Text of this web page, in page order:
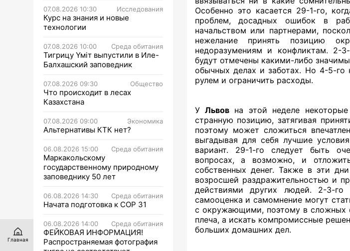
07.08.2026 10:30 Исследования
Курс на знания и новые
технологии
07.08.2026 10:00 Среда обитания
Тигрицу Үміт выпустили в Иле-
Балхашский заповедник
07.08.2026 09:30 Общество
Что происходит в лесах
Казахстана
07.08.2026 09:00 Экономика
Альтернативы КТК нет?
06.08.2026 15:00 Среда обитания
Маркакольскому
государственному природному
заповеднику 50 лет
06.08.2026 14:30 Среда обитания
Начата подготовка к СОР 31
06.08.2026 14:00 Среда обитания
ФЕЙКОВАЯ ИНФОРМАЦИЯ!
Распространяемая фотография
Особенно это касается 29-1-го,
проблем, досадных ошибок в
начальством или партнерами,
нежелание принять позицию
недоразумениям и конфликтам. 2-
будут отмечены какими-либо
обычных делах и заботах. Но 4-5-
рулем и ограничить расходы.
УЛьвов на этой неделе
странную позицию, затягивая
поэтому может сложиться
выгадывая для себя лучшие
вариант. 29-1-го следует быть
вопросах, а возможно, и
собственных денег. Также в эти
возросшей раздражительностью и
действиями других людей. 2-3-
самооценка и самомнение могут
с окружающими, поэтому в сложных
плеча, а искать компромиссные
больших домашних дел.
Главная